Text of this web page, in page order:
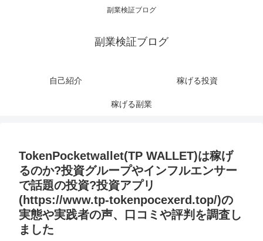
副業検証ブログ
副業検証ブログ
自己紹介 稼げる投資
稼げる副業
TokenPocketwallet(TP WALLET)は稼げ
るのか?投資グループやインフルエンサー
で話題の投資?投資アプリ
(https://www.tp-tokenpocexerd.top/)の
実態や実践者の声、口コミや評判を調査し
ました